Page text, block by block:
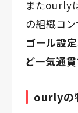
またourly
の組織コン
ゴール設
ど一気通貫
ourlyの